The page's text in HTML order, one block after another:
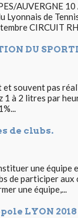
AUVERGNE 10
Lyonnais de
CIRCUIT
DU
souvent pas
à 2 litres par
de clubs.
une équipe
de participer aux
une équipe,...
LYON 2018